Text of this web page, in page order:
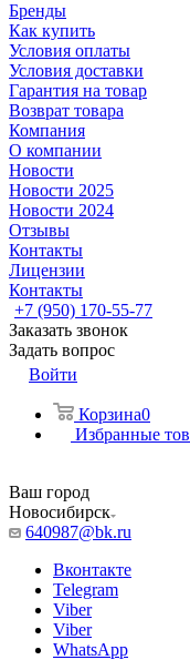
Бренды
Как купить
Условия оплаты
Условия доставки
Гарантия на товар
Возврат товара
Компания
О компании
Новости
Новости 2025
Новости 2024
Отзывы
Контакты
Лицензии
Контакты
+7 (950) 170-55-77
Заказать звонок
Задать вопрос
Войти
Корзина0
Избранные
Ваш город
Новосибирск
640987@bk.ru
Вконтакте
Telegram
Viber
Viber
WhatsApp